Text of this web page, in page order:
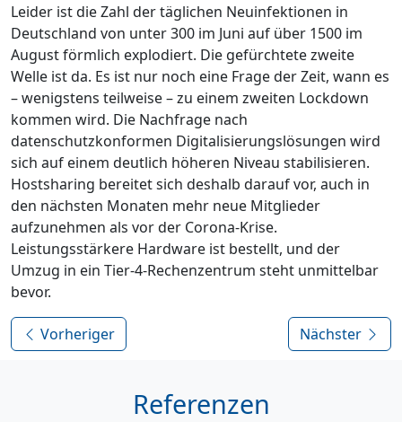
Leider ist die Zahl der täglichen Neuinfektionen in
Deutschland von unter 300 im Juni auf über 1500 im
August förmlich explodiert. Die gefürchtete zweite
Welle ist da. Es ist nur noch eine Frage der Zeit, wann es
– wenigstens teilweise – zu einem zweiten Lockdown
kommen wird. Die Nachfrage nach
datenschutzkonformen Digitalisierungslösungen wird
sich auf einem deutlich höheren Niveau stabilisieren.
Hostsharing bereitet sich deshalb darauf vor, auch in
den nächsten Monaten mehr neue Mitglieder
aufzunehmen als vor der Corona-Krise.
Leistungsstärkere Hardware ist bestellt, und der
Umzug in ein Tier-4-Rechenzentrum steht unmittelbar
bevor.
Vorheriger Nächster
Referenzen